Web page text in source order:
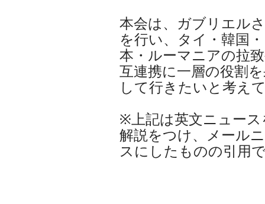
本会は、ガブリエル
を行い、タイ・韓国
本・ルーマニアの拉
互連携に一層の役割
して行きたいと考え
※上記は英文ニュース
解説をつけ、メール
スにしたものの引用